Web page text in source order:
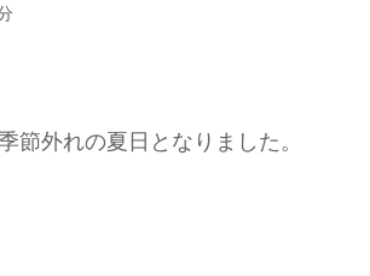
節外れの夏日となりました。